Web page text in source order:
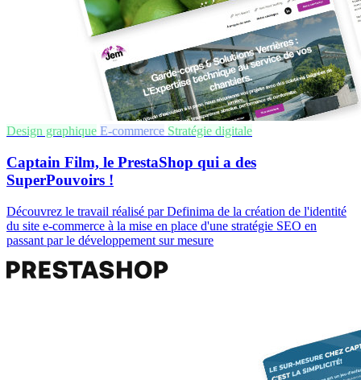
Design graphique E-commerce Stratégie digitale
Captain Film, le PrestaShop qui a des
SuperPouvoirs !
Découvrez le travail réalisé par Definima de la création de l'identité
du site e-commerce à la mise en place d'une stratégie SEO en
passant par le développement sur mesure